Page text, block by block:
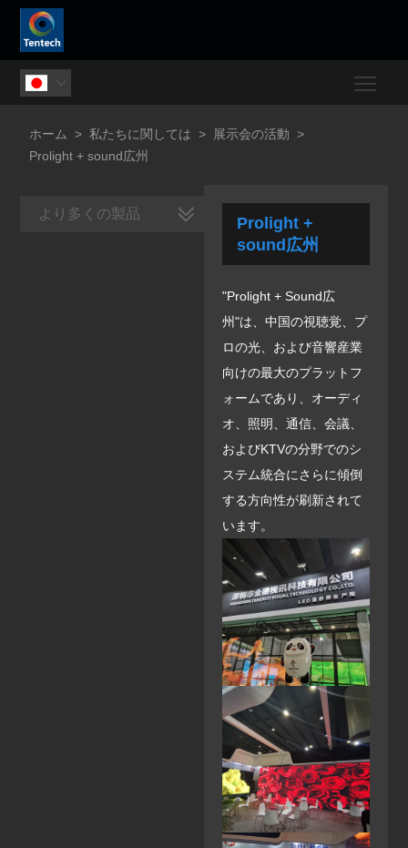

ホーム > 私たちに関しては > 展示会の活動 >
Prolight + sound広州
Prolight +
sound広州
"Prolight + Sound広
州"は、中国の視聴覚、プ
ロの光、および音響産業
向けの最大のプラットフ
ォームであり、オーディ
オ、照明、通信、会議、
およびKTVの分野でのシ
ステム統合にさらに傾倒
する方向性が刷新されて
います。
より多くの製品